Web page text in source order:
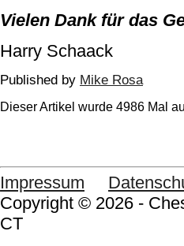
Vielen Dank für das
Harry Schaack
Published by Mike Rosa
Dieser Artikel wurde 4986 Mal
Impressum
Copyright © 2026 -
CT